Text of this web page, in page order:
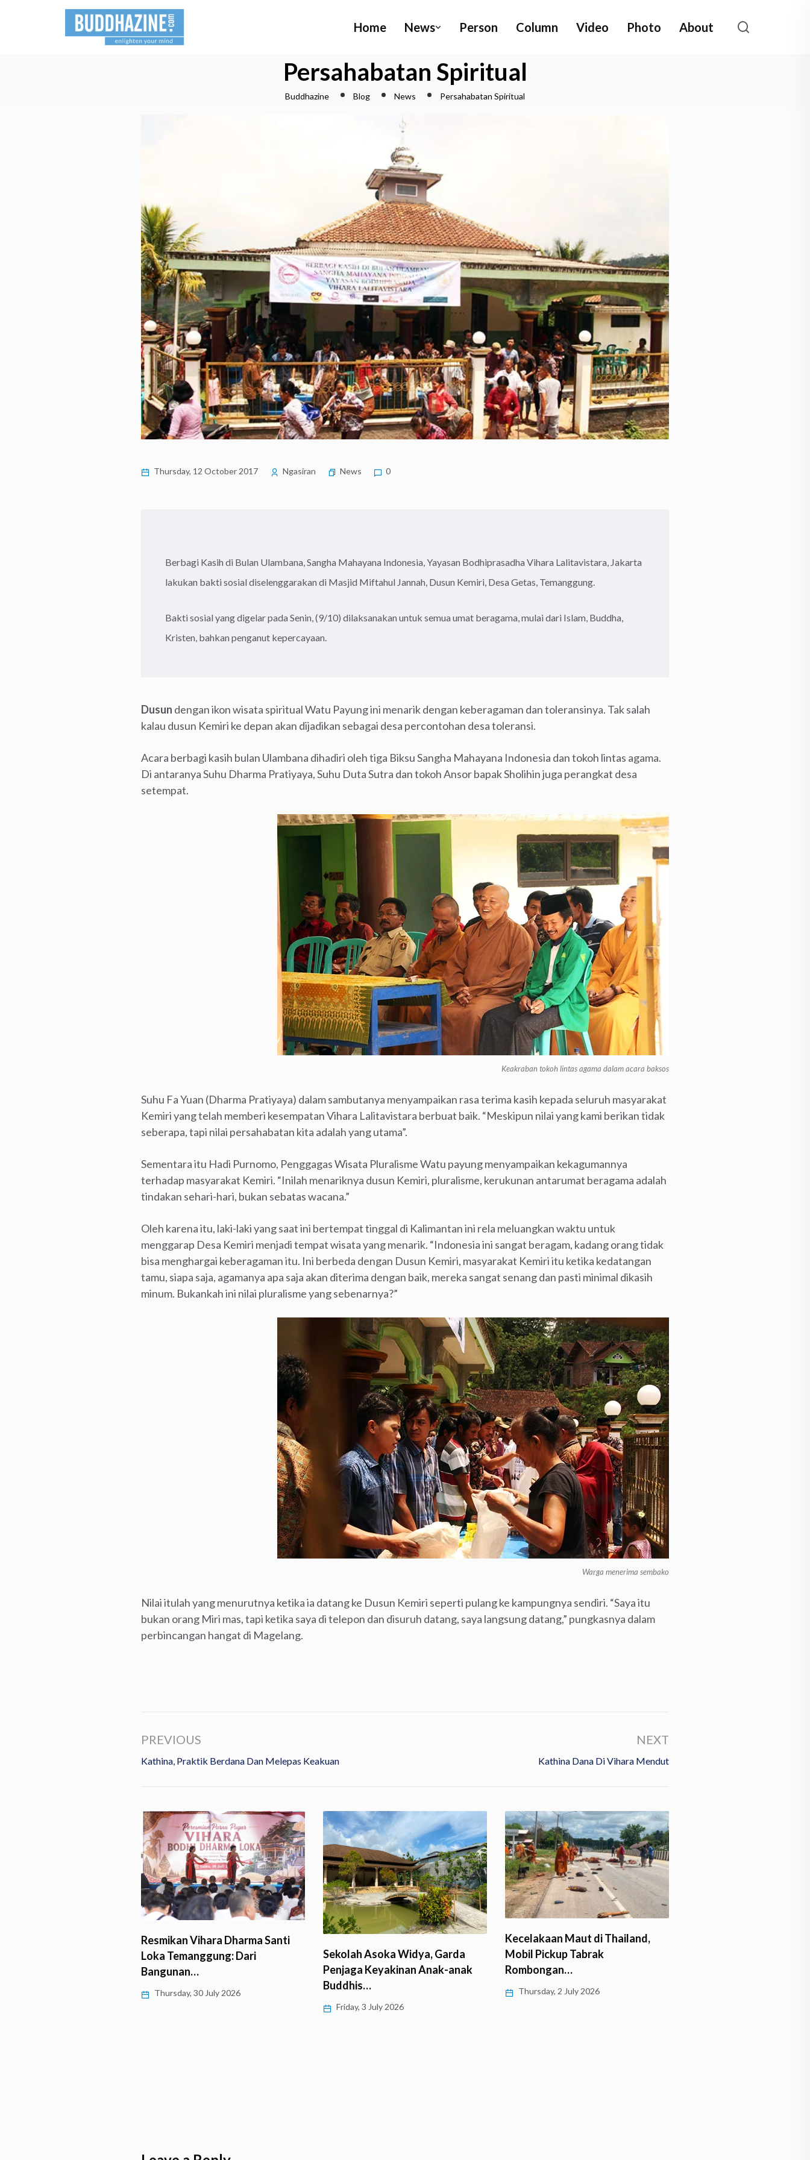
Home News Person Column Video Photo About
Persahabatan Spiritual
Buddhazine Blog News Persahabatan Spiritual
Thursday, 12 October 2017 Ngasiran News 0
Berbagi Kasih di Bulan Ulambana, Sangha Mahayana Indonesia, Yayasan Bodhiprasadha Vihara Lalitavistara, Jakarta
lakukan bakti sosial diselenggarakan di Masjid Miftahul Jannah, Dusun Kemiri, Desa Getas, Temanggung.
Bakti sosial yang digelar pada Senin, (9/10) dilaksanakan untuk semua umat beragama, mulai dari Islam, Buddha,
Kristen, bahkan penganut kepercayaan.
Dusun dengan ikon wisata spiritual Watu Payung ini menarik dengan keberagaman dan toleransinya. Tak salah
kalau dusun Kemiri ke depan akan dijadikan sebagai desa percontohan desa toleransi.
Acara berbagi kasih bulan Ulambana dihadiri oleh tiga Biksu Sangha Mahayana Indonesia dan tokoh lintas agama.
Di antaranya Suhu Dharma Pratiyaya, Suhu Duta Sutra dan tokoh Ansor bapak Sholihin juga perangkat desa
setempat.
Keakraban tokoh lintas agama dalam acara baksos
Suhu Fa Yuan (Dharma Pratiyaya) dalam sambutanya menyampaikan rasa terima kasih kepada seluruh masyarakat
Kemiri yang telah memberi kesempatan Vihara Lalitavistara berbuat baik. “Meskipun nilai yang kami berikan tidak
seberapa, tapi nilai persahabatan kita adalah yang utama”.
Sementara itu Hadi Purnomo, Penggagas Wisata Pluralisme Watu payung menyampaikan kekagumannya
terhadap masyarakat Kemiri. “Inilah menariknya dusun Kemiri, pluralisme, kerukunan antarumat beragama adalah
tindakan sehari-hari, bukan sebatas wacana.”
Oleh karena itu, laki-laki yang saat ini bertempat tinggal di Kalimantan ini rela meluangkan waktu untuk
menggarap Desa Kemiri menjadi tempat wisata yang menarik. “Indonesia ini sangat beragam, kadang orang tidak
bisa menghargai keberagaman itu. Ini berbeda dengan Dusun Kemiri, masyarakat Kemiri itu ketika kedatangan
tamu, siapa saja, agamanya apa saja akan diterima dengan baik, mereka sangat senang dan pasti minimal dikasih
minum. Bukankah ini nilai pluralisme yang sebenarnya?”
Warga menerima sembako
Nilai itulah yang menurutnya ketika ia datang ke Dusun Kemiri seperti pulang ke kampungnya sendiri. “Saya itu
bukan orang Miri mas, tapi ketika saya di telepon dan disuruh datang, saya langsung datang,” pungkasnya dalam
perbincangan hangat di Magelang.
PREVIOUS
Kathina, Praktik Berdana Dan Melepas Keakuan
NEXT
Kathina Dana Di Vihara Mendut
Resmikan Vihara Dharma Santi
Loka Temanggung: Dari
Bangunan…
Thursday, 30 July 2026
Sekolah Asoka Widya, Garda
Penjaga Keyakinan Anak-anak
Buddhis…
Friday, 3 July 2026
Kecelakaan Maut di Thailand,
Mobil Pickup Tabrak
Rombongan…
Thursday, 2 July 2026